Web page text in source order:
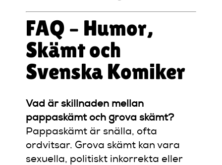
FAQ – Humor,
Skämt och
Svenska Komiker
Vad är skillnaden mellan
pappaskämt och grova skämt?
Pappaskämt är snälla, ofta
ordvitsar. Grova skämt kan vara
sexuella, politiskt inkorrekta eller